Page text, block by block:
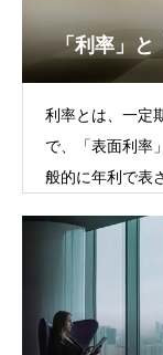
「利率」と
利率とは、一定
で、「表面利率
般的に年利で表